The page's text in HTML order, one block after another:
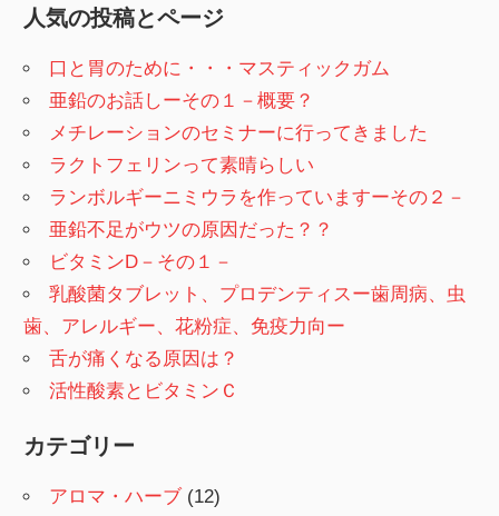
人気の投稿とページ
口と胃のために・・・マスティックガム
亜鉛のお話しーその１－概要？
メチレーションのセミナーに行ってきました
ラクトフェリンって素晴らしい
ランボルギーニミウラを作っていますーその２－
亜鉛不足がウツの原因だった？？
ビタミンD－その１－
乳酸菌タブレット、プロデンティスー歯周病、虫
歯、アレルギー、花粉症、免疫力向ー
舌が痛くなる原因は？
活性酸素とビタミンＣ
カテゴリー
アロマ・ハーブ (12)